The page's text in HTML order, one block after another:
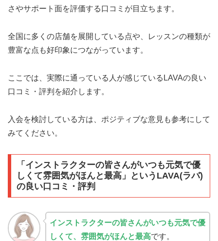
さやサポート面を評価する口コミが目立ちます。
全国に多くの店舗を展開している点や、レッスンの種類が
豊富な点も好印象につながっています。
ここでは、実際に通っている人が感じているLAVAの良い
口コミ・評判を紹介します。
入会を検討している方は、ポジティブな意見も参考にして
みてください。
「インストラクターの皆さんがいつも元気で優
しくて雰囲気がほんと最高」というLAVA(ラバ)
の良い口コミ・評判
インストラクターの皆さんがいつも元気で優
しくて、雰囲気がほんと最高です。